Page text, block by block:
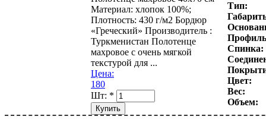
Материал: хлопок 100%;
Плотность: 430 г/м2 Бордюр
«Греческий» Производитель :
Туркменистан Полотенце
махровое с очень мягкой
текстурой для ...
Цена:
180
Шт: *
Тип:
Спинка:
Цвет:
Вес:
Объем: